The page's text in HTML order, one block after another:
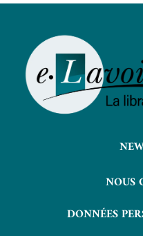
NOUS
DONNÉES